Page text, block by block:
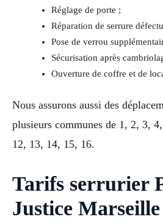
Réglage de porte ;
Réparation de serrure
Pose de verrou
Sécurisation après
Ouverture de coffre et de
Nous assurons aussi des
plusieurs communes de 1, 2, 3,
12, 13, 14, 15, 16.
Tarifs serrurier
Justice